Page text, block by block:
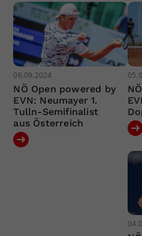
06.09.2024
NÖ Open powered by
EVN: Neumayer 1.
Tulln-Semifinalist
aus Österreich